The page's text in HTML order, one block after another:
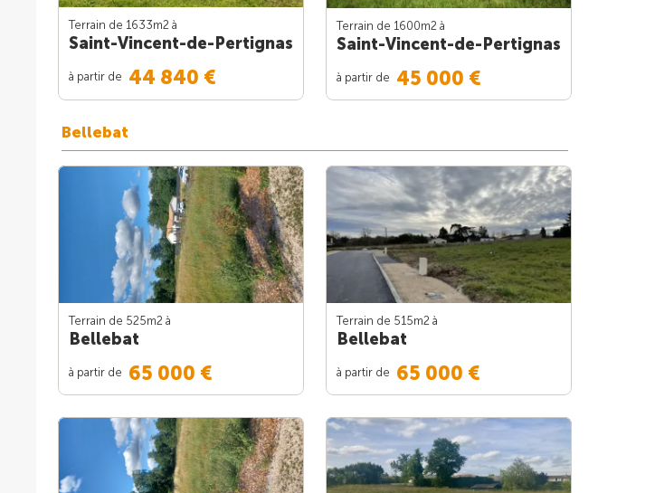
Terrain de 1633m2 à
Saint-Vincent-de-Pertignas
à partir de 44 840 €
Terrain de 1600m2 à
Saint-Vincent-de-Pertignas
à partir de 45 000 €
Bellebat
Terrain de 525m2 à
Bellebat
à partir de 65 000 €
Terrain de 515m2 à
Bellebat
à partir de 65 000 €